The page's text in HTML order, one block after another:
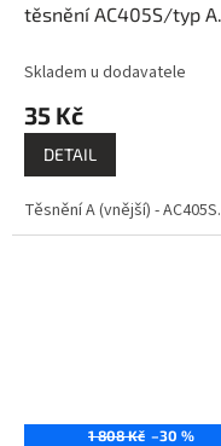
těsnění AC405S/typ A
Skladem u dodavatele
35 Kč
DETAIL
Těsnění A (vnější) - AC405S.
1 808 Kč –30 %